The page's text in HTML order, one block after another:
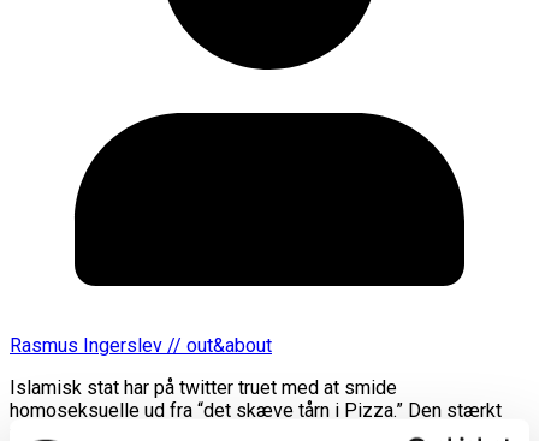
Rasmus Ingerslev // out&about
Islamisk stat har på twitter truet med at smide
homoseksuelle ud fra “det skæve tårn i Pizza.” Den stærkt